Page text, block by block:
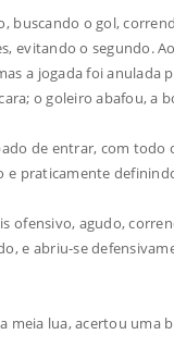
buscando o gol,
evitando o segundo.
a jogada foi
o goleiro abafou, a
de entrar, com
e praticamente
ofensivo, agudo,
e abriu-se
meia lua, acertou